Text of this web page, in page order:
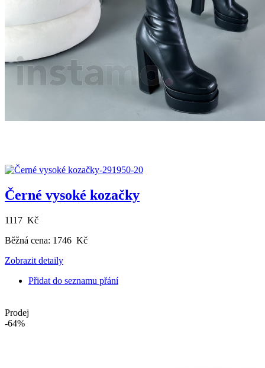
Černé vysoké kozačky
1117 Kč
Běžná cena: 1746 Kč
Zobrazit detaily
Přidat do seznamu přání
Prodej
-64%